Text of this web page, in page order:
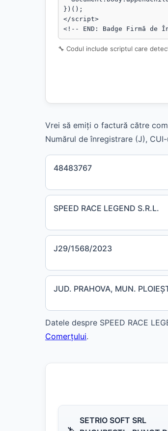
})();
</script>
<!-- END: Badge Firmă de
🔧 Codul include scriptul care
Vrei să emiți o factură către
Numărul de înregistrare (J),
48483767
SPEED RACE LEGEND S.R.L.
J29/1568/2023
JUD. PRAHOVA, MUN.
Datele despre SPEED RACE
Comerțului.
SETRIO SOFT SRL